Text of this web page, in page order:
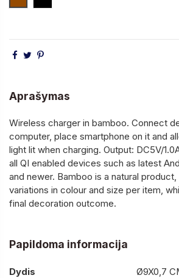
Aprašymas
Wireless charger in bamboo. Connect
computer, place smartphone on it and
light lit when charging. Output: DC5V/
all QI enabled devices such as latest
and newer. Bamboo is a natural
variations in colour and size per item,
final decoration outcome.
Papildoma informacija
Dydis Ø9X0,7